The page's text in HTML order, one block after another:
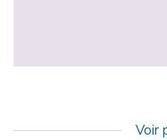
Voir